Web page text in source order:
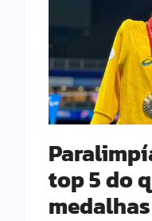
top 5 do
medalhas